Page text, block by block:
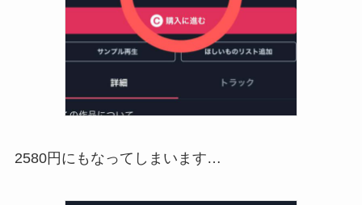
2580円にもなってしまいます…